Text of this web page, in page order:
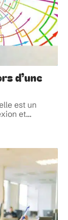
d’une
est un
et…